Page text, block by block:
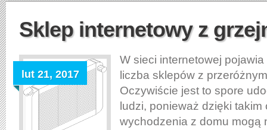
Sklep internetowy z
lut 21, 2017
W sieci internetowej
liczba sklepów z
Oczywiście jest to spore
ludzi, ponieważ dzięki takim
wychodzenia z domu mogą